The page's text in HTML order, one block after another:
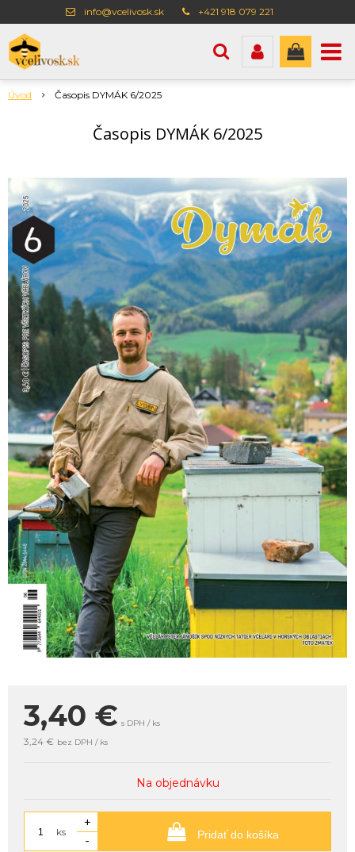
info@vcelivosk.sk +421 918 079 221
Úvod Časopis DYMÁK 6/2025
Časopis DYMÁK 6/2025
3,40 € s DPH / ks
3,24 € bez DPH / ks
Na objednávku
ks
+
-
Pridať do košíka